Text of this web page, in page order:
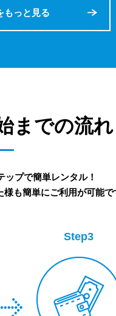
もっと見る
までの流れ
ップで簡単レンタル！
も簡単にご利用が可能で
Step3